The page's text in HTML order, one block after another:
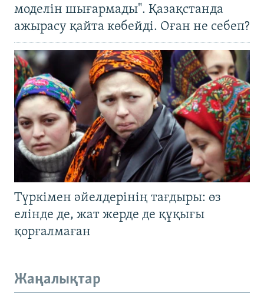
моделін шығармады". Қазақстанда
ажырасу қайта көбейді. Оған не себеп?
Түркімен әйелдерінің тағдыры: өз
елінде де, жат жерде де құқығы
қорғалмаған
Жаңалықтар